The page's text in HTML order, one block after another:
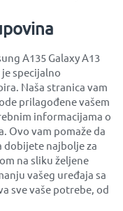
A135 Galaxy A13
specijalno
Naša stranica vam
prilagođene vašem
informacijama o
Ovo vam pomaže da
dobijete najbolje za
na sliku željene
vašeg uređaja sa
sve vaše potrebe, od